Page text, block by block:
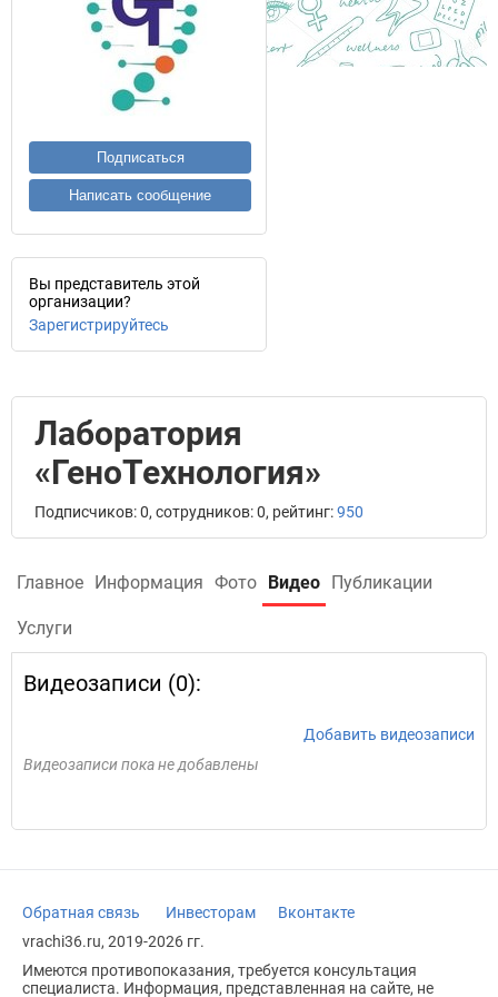
Подписаться
Написать сообщение
Вы представитель этой
организации?
Зарегистрируйтесь
Лаборатория
«ГеноТехнология»
Подписчиков: 0, сотрудников: 0, рейтинг:950
Главное Информация Фото Видео Публикации
Услуги
Видеозаписи (0):
Добавить видеозаписи
Видеозаписи пока не добавлены
Обратная связь Инвесторам
Вконтакте
vrachi36.ru, 2019-2026 гг.
Имеются противопоказания, требуется консультация
специалиста. Информация, представленная на сайте, не